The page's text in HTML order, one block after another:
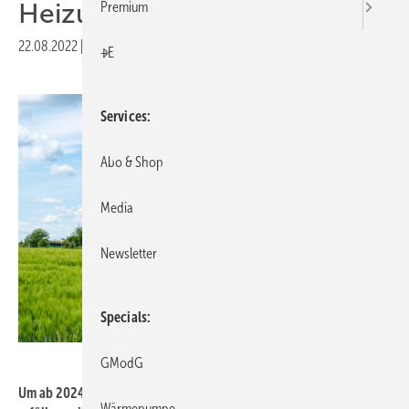
Heizungen
22.08.2022 Druckvorschau
Um ab 2024 mit Gas-Heizungen die 65-Prozent-EE-Vorgabe zu
Premium
+E
Services
Abo & Shop
Media
Newsletter
Specials
GModG